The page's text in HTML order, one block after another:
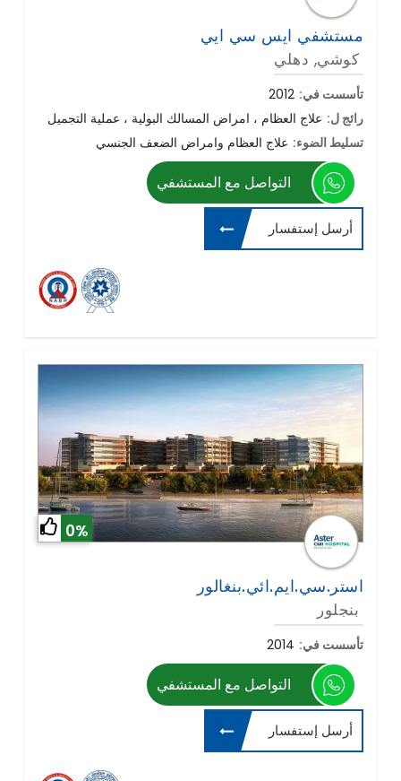
مستشفي ايس سي ايي
كوشي, دهلي
تأسست في: 2012
رائج ل: علاج العظام ، امراض المسالك البولية ، عملية التجميل
تسليط الضوء: علاج العظام وامراض الضعف الجنسي
التواصل مع المستشفي
أرسل إستفسار
0%
استر.سي.ايم.ائي.بنغالور
بنجلور
تأسست في: 2014
التواصل مع المستشفي
أرسل إستفسار